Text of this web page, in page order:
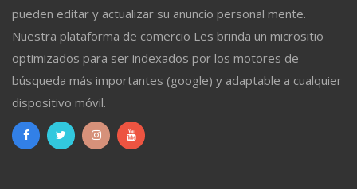
pueden editar y actualizar su anuncio personal mente.
Nuestra plataforma de comercio Les brinda un micrositio
optimizados para ser indexados por los motores de
búsqueda más importantes (google) y adaptable a cualquier
dispositivo móvil.